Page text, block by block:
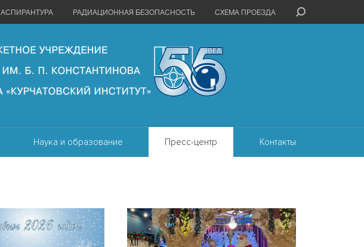
АСПИРАНТУРА РАДИАЦИОННАЯ БЕЗОПАСНОСТЬ СХЕМА ПРОЕЗДА
Наука и образование Пресс-центр Контакты